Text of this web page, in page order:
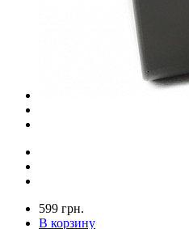
599 грн.
В корзину